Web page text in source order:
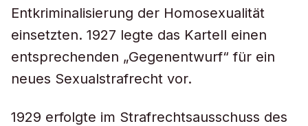
Entkriminalisierung der Homosexualität
einsetzten. 1927 legte das Kartell einen
entsprechenden „Gegenentwurf“ für ein
neues Sexualstrafrecht vor.
1929 erfolgte im Strafrechtsausschuss des